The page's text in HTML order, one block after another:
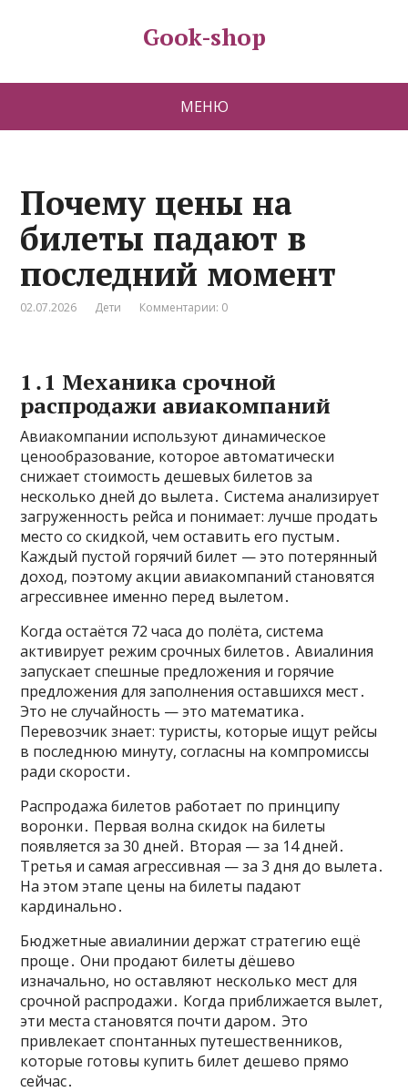
Gook-shop
МЕНЮ
Почему цены на
билеты падают в
последний момент
02.07.2026 Дети Комментарии: 0
1․1 Механика срочной
распродажи авиакомпаний
Авиакомпании используют динамическое
ценообразование, которое автоматически
снижает стоимость дешевых билетов за
несколько дней до вылета․ Система анализирует
загруженность рейса и понимает: лучше продать
место со скидкой, чем оставить его пустым․
Каждый пустой горячий билет — это потерянный
доход, поэтому акции авиакомпаний становятся
агрессивнее именно перед вылетом․
Когда остаётся 72 часа до полёта, система
активирует режим срочных билетов․ Авиалиния
запускает спешные предложения и горячие
предложения для заполнения оставшихся мест․
Это не случайность — это математика․
Перевозчик знает: туристы, которые ищут рейсы
в последнюю минуту, согласны на компромиссы
ради скорости․
Распродажа билетов работает по принципу
воронки․ Первая волна скидок на билеты
появляется за 30 дней․ Вторая — за 14 дней․
Третья и самая агрессивная — за 3 дня до вылета․
На этом этапе цены на билеты падают
кардинально․
Бюджетные авиалинии держат стратегию ещё
проще․ Они продают билеты дёшево
изначально, но оставляют несколько мест для
срочной распродажи․ Когда приближается вылет,
эти места становятся почти даром․ Это
привлекает спонтанных путешественников,
которые готовы купить билет дешево прямо
сейчас․